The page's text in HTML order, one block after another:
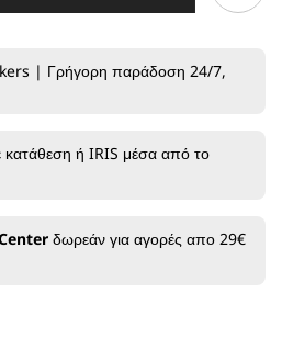
| Γρήγορη παράδοση 24/7,
ή IRIS μέσα από το
δωρεάν για αγορές απο 29€